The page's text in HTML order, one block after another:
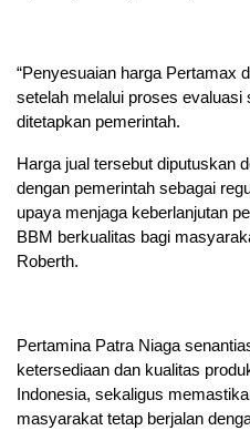
“Penyesuaian harga Pertamax
setelah melalui proses evaluasi
ditetapkan pemerintah.
Harga jual tersebut diputuskan
dengan pemerintah sebagai
upaya menjaga keberlanjutan
BBM berkualitas bagi
Roberth.
Pertamina Patra Niaga
ketersediaan dan kualitas
Indonesia, sekaligus
masyarakat tetap berjalan